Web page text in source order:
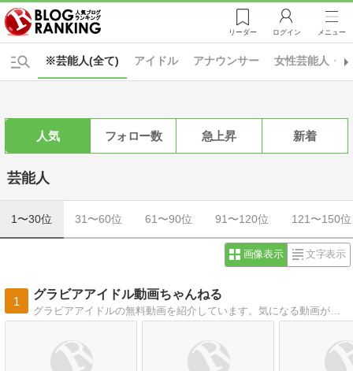
リーダー ログイン メニュー
※芸能人(全て) アイドル アナウンサー 女性芸能人・
人気 フォロー数 急上昇 新着
芸能人
1〜30位 31〜60位 61〜90位 91〜120位 121〜150位
画像表示 文字表示
1
グラビアアイドル動画ちゃんねる
グラビアアイドルの無料動画を紹介しています。気になる動画が見つけやすいようにジャンル別、カップ別で分類しています。